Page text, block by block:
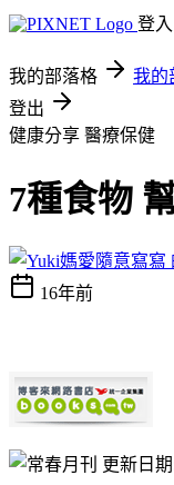
登入
我的部落格 我的
登出
健康分享 醫療保健
7種食物
16年前
更新日